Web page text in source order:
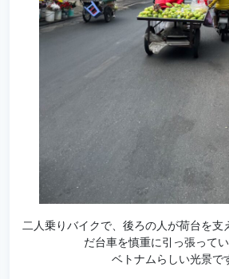
二人乗りバイクで、後ろの人が荷台を支
だ台車を慎重に引っ張ってい
ベトナムらしい光景で